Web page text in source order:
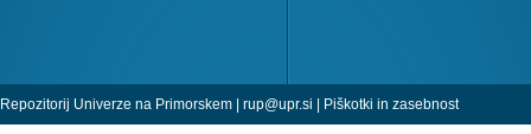
Repozitorij Univerze na Primorskem | rup@upr.si | Piškotki in zasebnost